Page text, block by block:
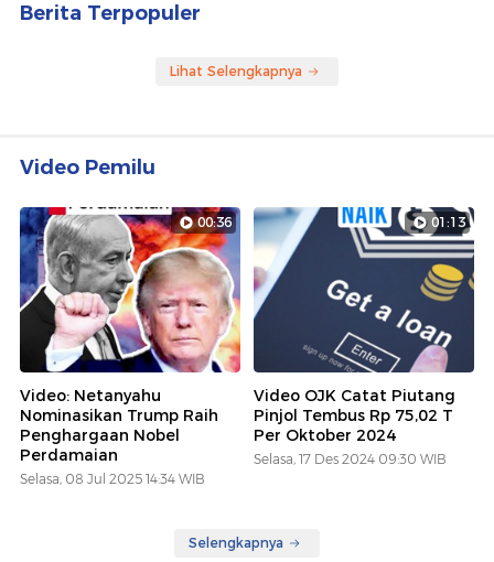
Berita Terpopuler
Lihat Selengkapnya
Video Pemilu
00:36
Video: Netanyahu
Nominasikan Trump Raih
Penghargaan Nobel
Perdamaian
Selasa, 08 Jul 2025 14:34 WIB
01:13
Video OJK Catat Piutang
Pinjol Tembus Rp 75,02 T
Per Oktober 2024
Selasa, 17 Des 2024 09:30 WIB
Selengkapnya